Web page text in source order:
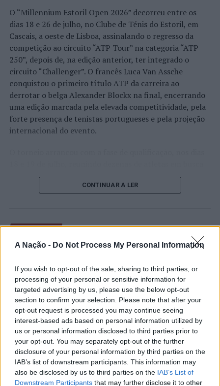
A Nação - Do Not Process My Personal Information
If you wish to opt-out of the sale, sharing to third parties, or
processing of your personal or sensitive information for
targeted advertising by us, please use the below opt-out
section to confirm your selection. Please note that after your
opt-out request is processed you may continue seeing
interest-based ads based on personal information utilized by
us or personal information disclosed to third parties prior to
your opt-out. You may separately opt-out of the further
disclosure of your personal information by third parties on the
IAB’s list of downstream participants. This information may
also be disclosed by us to third parties on the IAB’s List of
Downstream Participants that may further disclose it to other
O “Millennium Estoril Open 2026” decorreu entre os
dias 18 e 26 de julho, no Clube de Ténis do Estoril, em
Cascais, a oeste de Lisboa, assinalando o regresso da
competição ao circuito “ATP Tour” na categoria “ATP
250”, depois de, na edição anterior, ter integrado o
circuito “Challenger”. O francês Luca Van Assche
conquistou o primeiro título ATP da carreira ao
derrotar o belga Alexander Blockx na final, encerrando
uma edição marcada pela elevada competitividade, pela
forte presença de tenistas portugueses e pela projeção
internacional do evento.
de um lugar no quadro principal. A cerimónia de
abertura contou com a presença do presidente da
início de uma competição que voltou a colocar o
ténis.
Apesar das desistências de última hora de jogadores
como Casper Ruud (Noruega), Alejandro Davidovich
Fokina (Espanha) e Matteo Arnaldi (Itália), a prova
apresentou um quadro competitivo de elevado nível,
liderado pelo russo Andrey Rublev, primeiro cabeça de
série, pelo italiano Luciano Darderi, pelo chileno
Alejandro Tabilo e pelo belga Alexander Blockx.
Um dos momentos mais aguardados da semana foi
também o regresso do suíço Stan Wawrinka ao Estoril,
integrado na digressão de despedida do antigo vencedor
CONTINUAR A LER
ATUALIDADE
Castelo Branco: “Bienal
Internacional de Artes e Ofícios”
promete afirmar artesanato,
património e inovação como
“motores de desenvolvimento
económico e cultural” do município
português
Publicado 1 dia atrás on 07/08/2026
Por Ígor Lopes